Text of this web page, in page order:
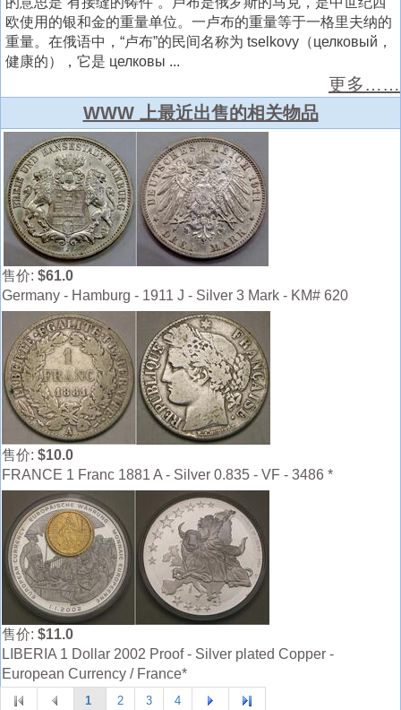
欧使用的银和金的重量单位。一卢布的重量等于一格里夫纳的
重量。在俄语中，“卢布”的民间名称为 tselkovy（целковый，
健康的），它是 целковы ...
更多……
WWW 上最近出售的相关物品
售价: $61.0
Germany - Hamburg - 1911 J - Silver 3 Mark - KM# 620
售价: $10.0
FRANCE 1 Franc 1881 A - Silver 0.835 - VF - 3486 *
售价: $11.0
LIBERIA 1 Dollar 2002 Proof - Silver plated Copper -
European Currency / France*
1 2 3 4